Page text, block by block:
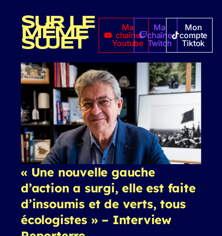
SUR LE
MÊME
SUJET
Ma
chaîne
Youtube
Ma
chaîne
Twitch
Mon
compte
Tiktok
« Une nouvelle gauche
d’action a surgi, elle est faite
d’insoumis et de verts, tous
écologistes » – Interview